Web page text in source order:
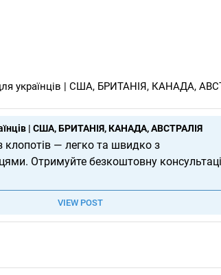
— Telegram Ads
українців | США, БРИТАНІЯ, КАНАДА,
| США, БРИТАНІЯ, КАНАДА, АВСТРАЛІЯ
— легко та швидко з
Отримуйте безкоштовну
VIEW POST